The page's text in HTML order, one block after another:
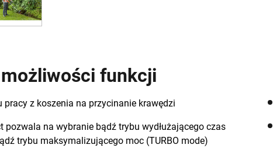
funkcji
pracy z koszenia na przycinanie krawędzi
pozwala na wybranie bądź trybu wydłużającego czas
trybu maksymalizującego moc (TURBO mode)